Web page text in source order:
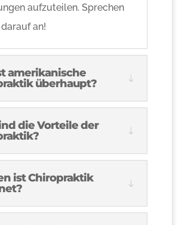
aufzuteilen. Sprechen
an!
amerikanische
überhaupt?
die Vorteile der
ist Chiropraktik